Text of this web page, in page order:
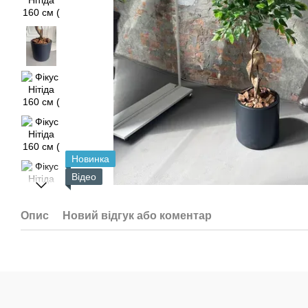
Новинка
Відео
Опис Новий відгук або коментар